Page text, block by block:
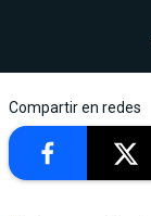
Compartir en redes